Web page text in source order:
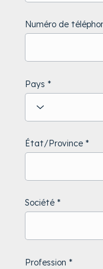
Numéro de
Pays
État/Province
Société
Profession